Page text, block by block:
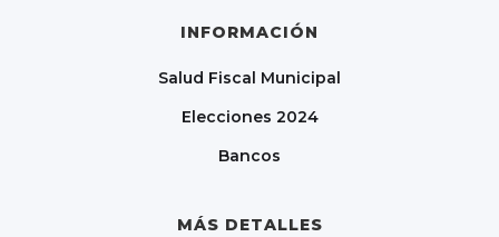
INFORMACIÓN
Salud Fiscal Municipal
Elecciones 2024
Bancos
MÁS DETALLES